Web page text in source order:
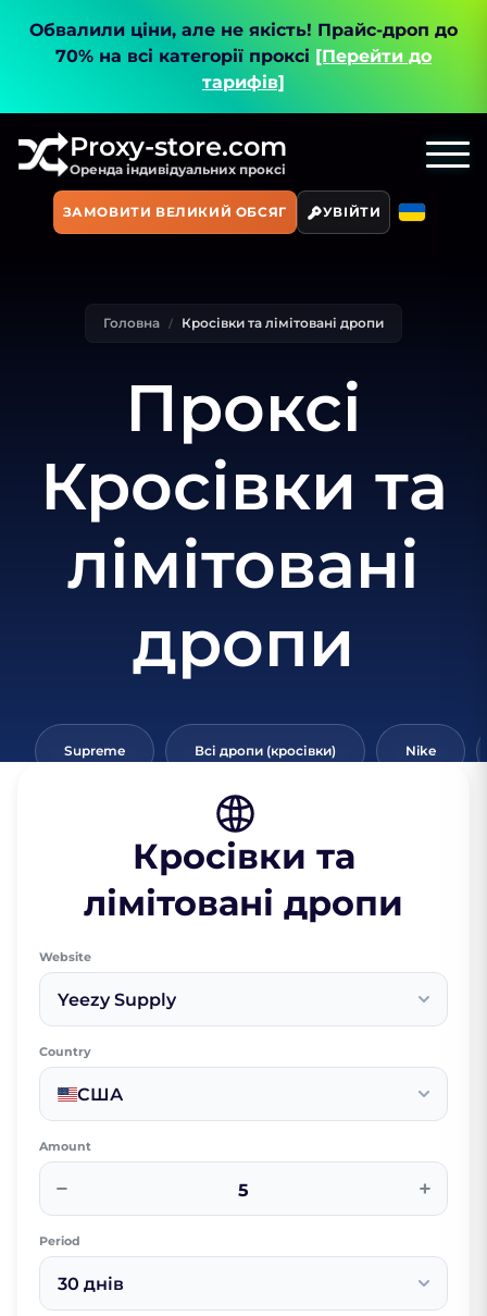
Обвалили ціни, але не якість! Прайс-дроп до
70% на всі категорії проксі [Перейти до
тарифів]
Proxy-store.com
Оренда індивідуальних проксі
ЗАМОВИТИ ВЕЛИКИЙ ОБСЯГ УВІЙТИ
Головна Кросівки та лімітовані дропи
Проксі
Кросівки та
лімітовані
дропи
Supreme Всі дропи (кросівки) Nike
Кросівки та
лімітовані дропи
Website
Yeezy Supply
Country
США
Amount
− +
Period
30 днів